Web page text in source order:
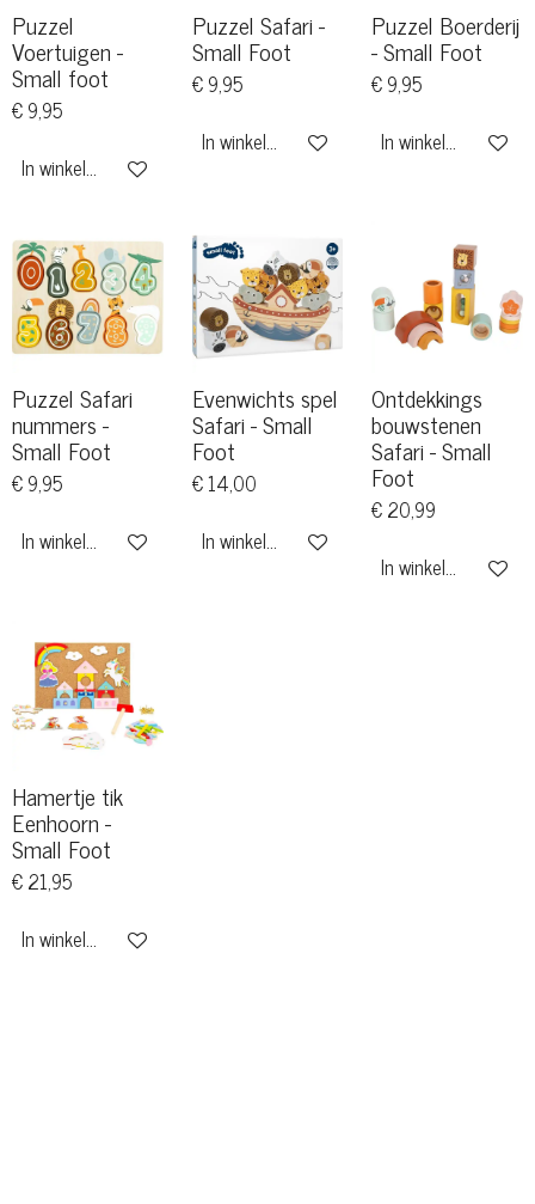
Puzzel
Voertuigen -
Small foot
€ 9,95
In winkelwagen
Puzzel Safari -
Small Foot
€ 9,95
In winkelwagen
Puzzel Boerderij
- Small Foot
€ 9,95
In winkelwagen
Puzzel Safari
nummers -
Small Foot
€ 9,95
In winkelwagen
Evenwichts spel
Safari - Small
Foot
€ 14,00
In winkelwagen
Ontdekkings
bouwstenen
Safari - Small
Foot
€ 20,99
In winkelwagen
Hamertje tik
Eenhoorn -
Small Foot
€ 21,95
In winkelwagen